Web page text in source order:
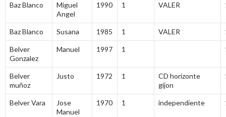
Baz Blanco
Miguel
Angel
1990 1 VALER
Baz Blanco Susana 1985 1 VALER
Belver
Gonzalez
Manuel 1997 1
Belver
muñoz
Justo 1972 1
CD horizonte
gijon
Belver Vara
Jose
Manuel
1970 1 independiente